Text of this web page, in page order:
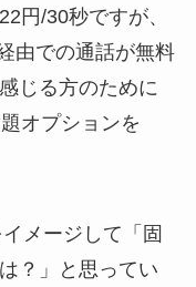
円/30秒ですが、
由での通話が無料
じる方のために
オプションを
メージして「固
？」と思ってい